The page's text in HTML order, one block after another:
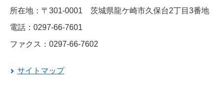
所在地：〒301-0001 茨城県龍ケ崎市久保台2丁目3番地
電話：0297-66-7601
ファクス：0297-66-7602
サイトマップ